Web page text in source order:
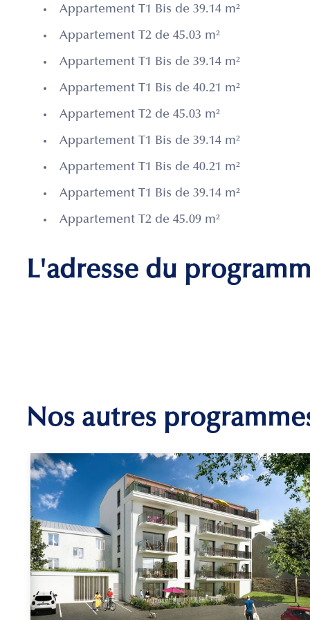
Appartement T1 Bis de 39.14 m²
Appartement T2 de 45.03 m²
Appartement T1 Bis de 39.14 m²
Appartement T1 Bis de 40.21 m²
Appartement T2 de 45.03 m²
Appartement T1 Bis de 39.14 m²
Appartement T1 Bis de 40.21 m²
Appartement T1 Bis de 39.14 m²
Appartement T2 de 45.09 m²
L'adresse du
Nos autres